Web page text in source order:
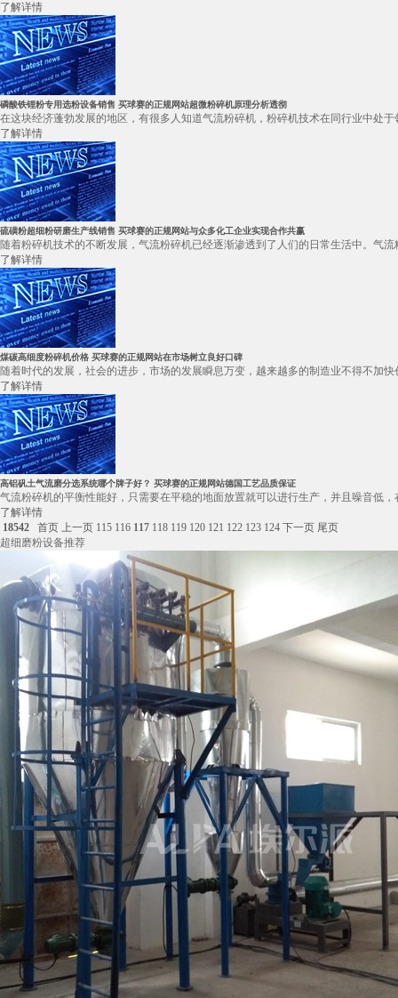
了解详情
磷酸铁锂粉专用选粉设备销售 买球赛的正规网站超微粉碎机原理分析透彻
在这块经济蓬勃发展的地区，有很多人知道气流粉碎机，粉碎机技术在同行业中处
了解详情
硫磺粉超细粉研磨生产线销售 买球赛的正规网站与众多化工企业实现合作共赢
随着粉碎机技术的不断发展，气流粉碎机已经逐渐渗透到了人们的日常生活中。气
了解详情
煤碳高细度粉碎机价格 买球赛的正规网站在市场树立良好口碑
随着时代的发展，社会的进步，市场的发展瞬息万变，越来越多的制造业不得不加
了解详情
高铝矾土气流磨分选系统哪个牌子好？ 买球赛的正规网站德国工艺品质保证
气流粉碎机的平衡性能好，只需要在平稳的地面放置就可以进行生产，并且噪音低
了解详情
18542
首页 上一页 115 116 117 118 119 120 121 122 123 124 下一页 尾页
超细磨粉设备推荐